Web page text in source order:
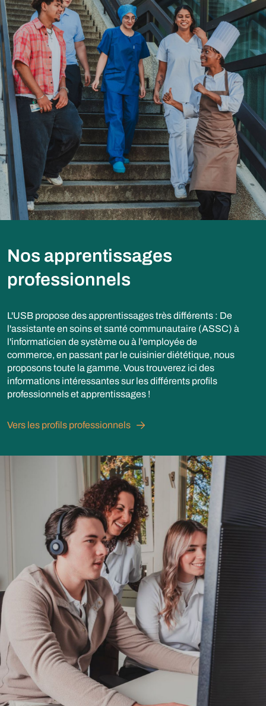
Nos apprentissages
professionnels
L'USB propose des apprentissages très différents : De
l'assistante en soins et santé communautaire (ASSC) à
l'informaticien de système ou à l'employée de
commerce, en passant par le cuisinier diététique, nous
proposons toute la gamme. Vous trouverez ici des
informations intéressantes sur les différents profils
professionnels et apprentissages !
Vers les profils professionnels